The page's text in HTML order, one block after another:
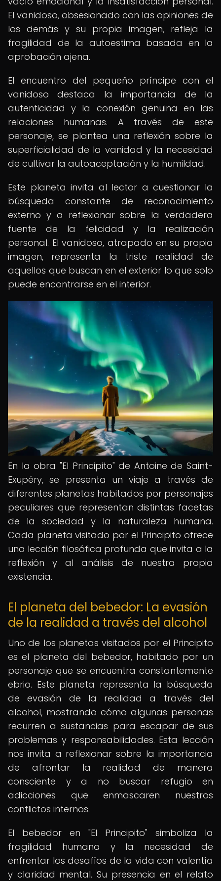
El vanidoso, obsesionado con las opiniones de
los demás y su propia imagen, refleja la
fragilidad de la autoestima basada en la
aprobación ajena.
El encuentro del pequeño príncipe con el
vanidoso destaca la importancia de la
autenticidad y la conexión genuina en las
relaciones humanas. A través de este
personaje, se plantea una reflexión sobre la
superficialidad de la vanidad y la necesidad
de cultivar la autoaceptación y la humildad.
Este planeta invita al lector a cuestionar la
búsqueda constante de reconocimiento
externo y a reflexionar sobre la verdadera
fuente de la felicidad y la realización
personal. El vanidoso, atrapado en su propia
imagen, representa la triste realidad de
aquellos que buscan en el exterior lo que solo
puede encontrarse en el interior.
En la obra "El Principito" de Antoine de Saint-
Exupéry, se presenta un viaje a través de
diferentes planetas habitados por personajes
peculiares que representan distintas facetas
de la sociedad y la naturaleza humana.
Cada planeta visitado por el Principito ofrece
una lección filosófica profunda que invita a la
reflexión y al análisis de nuestra propia
existencia.
El planeta del bebedor: La evasión
de la realidad a través del alcohol
Uno de los planetas visitados por el Principito
es el planeta del bebedor, habitado por un
personaje que se encuentra constantemente
ebrio. Este planeta representa la búsqueda
de evasión de la realidad a través del
alcohol, mostrando cómo algunas personas
recurren a sustancias para escapar de sus
problemas y responsabilidades. Esta lección
nos invita a reflexionar sobre la importancia
de afrontar la realidad de manera
consciente y a no buscar refugio en
adicciones que enmascaren nuestros
conflictos internos.
El bebedor en "El Principito" simboliza la
fragilidad humana y la necesidad de
enfrentar los desafíos de la vida con valentía
y claridad mental. Su presencia en el relato